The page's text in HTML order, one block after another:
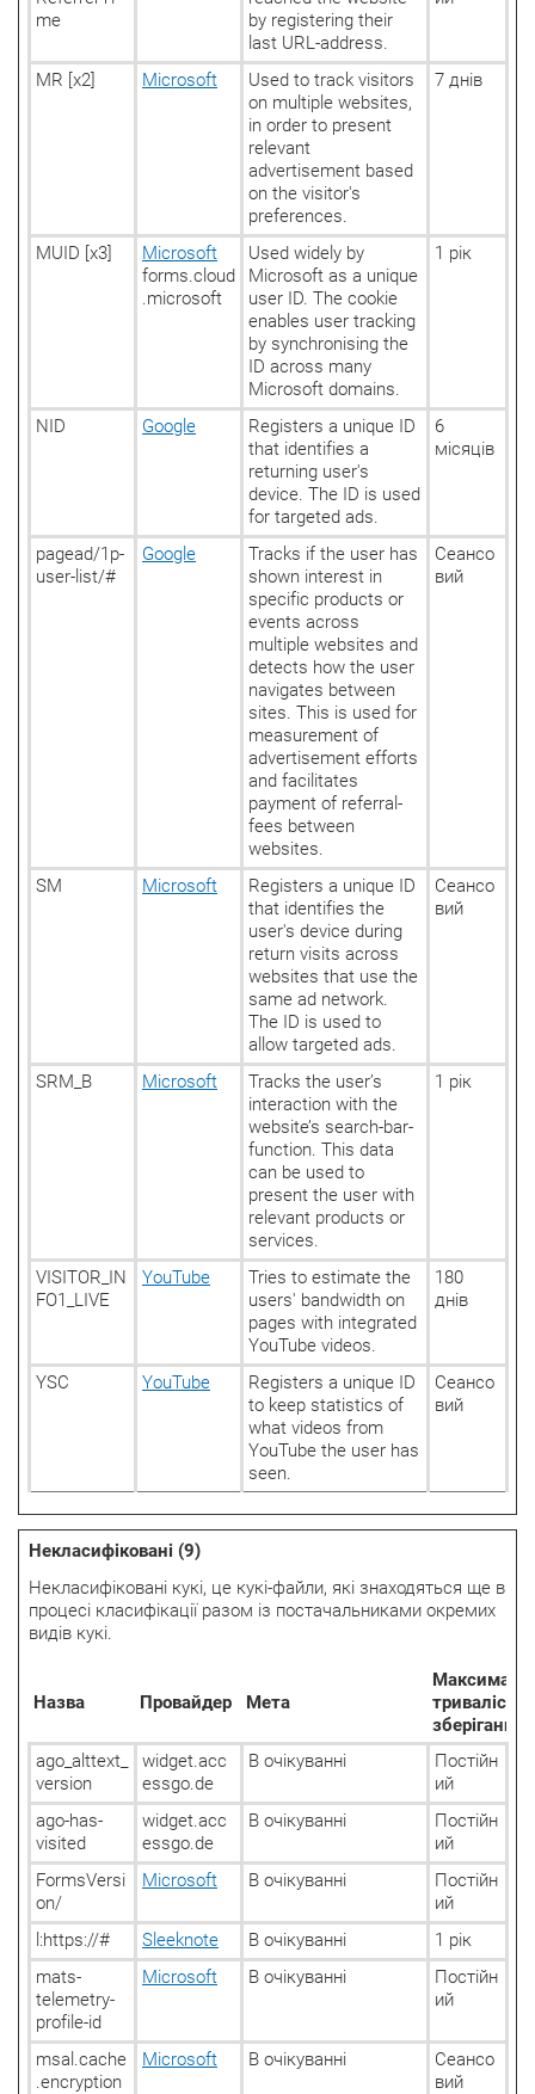
me
by registering their
last URL-address.
MR [x2] Microsoft
Used to track visitors
on multiple websites,
in order to present
relevant
advertisement based
on the visitor's
preferences.
7 днів
MUID [x3]
Microsoft
forms.cloud
.microsoft
Used widely by
Microsoft as a unique
user ID. The cookie
enables user tracking
by synchronising the
ID across many
Microsoft domains.
1 рік
NID Google
Registers a unique ID
that identifies a
returning user's
device. The ID is used
for targeted ads.
6
місяців
pagead/1p-
user-list/#
Google
Tracks if the user has
shown interest in
specific products or
events across
multiple websites and
detects how the user
navigates between
sites. This is used for
measurement of
advertisement efforts
and facilitates
payment of referral-
fees between
websites.
Сеансо
вий
SM Microsoft
Registers a unique ID
that identifies the
user's device during
return visits across
websites that use the
same ad network.
The ID is used to
allow targeted ads.
Сеансо
вий
SRM_B Microsoft
Tracks the user’s
interaction with the
website’s search-bar-
function. This data
can be used to
present the user with
relevant products or
services.
1 рік
VISITOR_IN
FO1_LIVE
YouTube
Tries to estimate the
users' bandwidth on
pages with integrated
YouTube videos.
180
днів
YSC YouTube
Registers a unique ID
to keep statistics of
what videos from
YouTube the user has
seen.
Сеансо
вий
Некласифіковані (9)
Некласифіковані кукі, це кукі-файли, які знаходяться ще в
процесі класифікації разом із постачальниками окремих
видів кукі.
Назва Провайдер Мета
тривалість
зберігання
ago_alttext_
version
widget.acc
essgo.de
В очікуванні
Постійн
ий
ago-has-
visited
widget.acc
essgo.de
В очікуванні
Постійн
ий
FormsVersi
on/
Microsoft В очікуванні
Постійн
ий
l:https://#
Sleeknote В очікуванні
1 рік
mats-
telemetry-
profile-id
Microsoft В очікуванні
Постійн
ий
msal.cache
.encryption
Microsoft В очікуванні
Сеансо
вий